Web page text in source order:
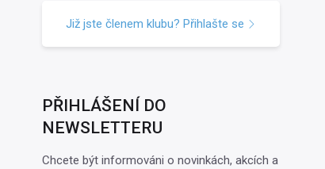
Již jste členem klubu? Přihlašte se
PŘIHLÁŠENÍ DO
NEWSLETTERU
Chcete být informováni o novinkách, akcích a